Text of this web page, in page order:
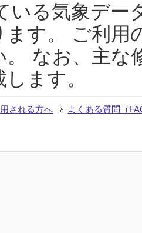
いる気象デー
ます。 ご利用
。 なお、主な
ます。
される方へ よくある質問（